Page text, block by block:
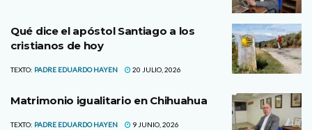
Qué dice el apóstol Santiago a los
cristianos de hoy
TEXTO: PADRE EDUARDO HAYEN 20 JULIO, 2026
Matrimonio igualitario en Chihuahua
TEXTO: PADRE EDUARDO HAYEN 9 JUNIO, 2026